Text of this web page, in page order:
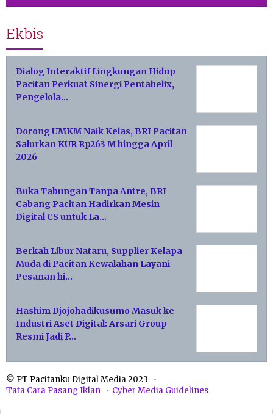
Ekbis
Dialog Interaktif Lingkungan Hidup
Pacitan Perkuat Sinergi Pentahelix,
Pengelola…
Dorong UMKM Naik Kelas, BRI Pacitan
Salurkan KUR Rp263 M hingga April
2026
Buka Tabungan Tanpa Antre, BRI
Cabang Pacitan Hadirkan Mesin
Digital CS untuk La…
Berkah Libur Nataru, Supplier Kelapa
Muda di Pacitan Kewalahan Layani
Pesanan hi…
Hashim Djojohadikusumo Masuk ke
Industri Aset Digital: Arsari Group
Resmi Jadi P…
© PT Pacitanku Digital Media 2023
Tata Cara Pasang Iklan
Cyber Media Guidelines